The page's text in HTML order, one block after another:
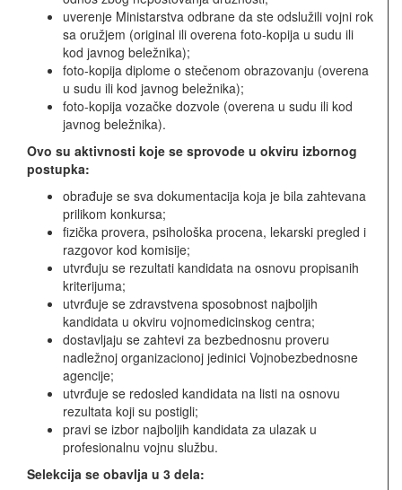
uverenje Ministarstva odbrane da ste odslužili vojni rok
sa oružjem (original ili overena foto-kopija u sudu ili
kod javnog beležnika);
foto-kopija diplome o stečenom obrazovanju (overena
u sudu ili kod javnog beležnika);
foto-kopija vozačke dozvole (overena u sudu ili kod
javnog beležnika).
Ovo su aktivnosti koje se sprovode u okviru izbornog
postupka:
obrađuje se sva dokumentacija koja je bila zahtevana
prilikom konkursa;
fizička provera, psihološka procena, lekarski pregled i
razgovor kod komisije;
utvrđuju se rezultati kandidata na osnovu propisanih
kriterijuma;
utvrđuje se zdravstvena sposobnost najboljih
kandidata u okviru vojnomedicinskog centra;
dostavljaju se zahtevi za bezbednosnu proveru
nadležnoj organizacionoj jedinici Vojnobezbednosne
agencije;
utvrđuje se redosled kandidata na listi na osnovu
rezultata koji su postigli;
pravi se izbor najboljih kandidata za ulazak u
profesionalnu vojnu službu.
Selekcija se obavlja u 3 dela: